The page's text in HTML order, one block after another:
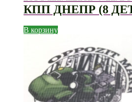
КПП ДНЕПР (8
В корзину